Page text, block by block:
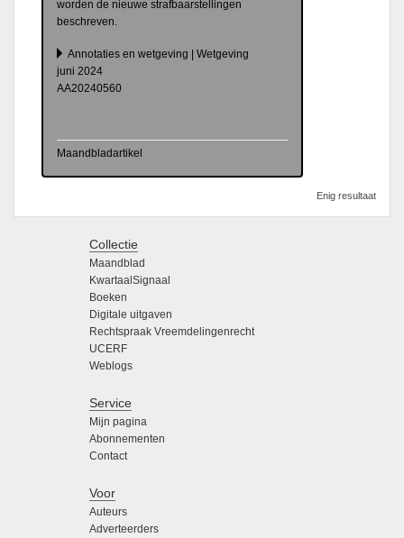
worden de nieuwe strafbaarstellingen
beschreven.
Annotaties en wetgeving | Wetgeving
juni 2024
AA20240560
Maandbladartikel
Enig resultaat
Collectie
Maandblad
KwartaalSignaal
Boeken
Digitale uitgaven
Rechtspraak Vreemdelingenrecht
UCERF
Weblogs
Service
Mijn pagina
Abonnementen
Contact
Voor
Auteurs
Adverteerders